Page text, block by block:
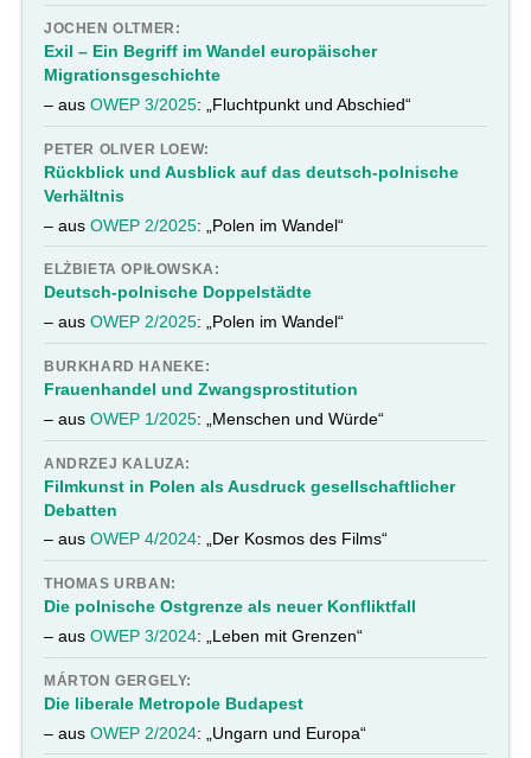
JOCHEN OLTMER:
Exil – Ein Begriff im Wandel europäischer
Migrationsgeschichte
– ausOWEP 3/2025: „Fluchtpunkt und Abschied“
PETER OLIVER LOEW:
Rückblick und Ausblick auf das deutsch-polnische
Verhältnis
– ausOWEP 2/2025: „Polen im Wandel“
ELŻBIETA OPIŁOWSKA:
Deutsch-polnische Doppelstädte
– ausOWEP 2/2025: „Polen im Wandel“
BURKHARD HANEKE:
Frauenhandel und Zwangsprostitution
– ausOWEP 1/2025: „Menschen und Würde“
ANDRZEJ KALUZA:
Filmkunst in Polen als Ausdruck gesellschaftlicher
Debatten
– ausOWEP 4/2024: „Der Kosmos des Films“
THOMAS URBAN:
Die polnische Ostgrenze als neuer Konfliktfall
– ausOWEP 3/2024: „Leben mit Grenzen“
MÁRTON GERGELY:
Die liberale Metropole Budapest
– ausOWEP 2/2024: „Ungarn und Europa“